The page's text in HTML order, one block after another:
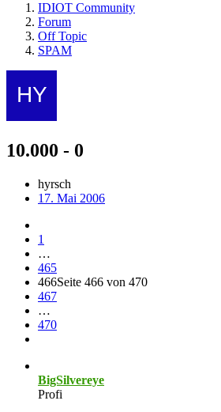
IDIOT Community
Forum
Off Topic
SPAM
10.000 - 0
hyrsch
17. Mai 2006
1
…
465
466Seite 466 von 470
467
…
470
BigSilvereye
Profi